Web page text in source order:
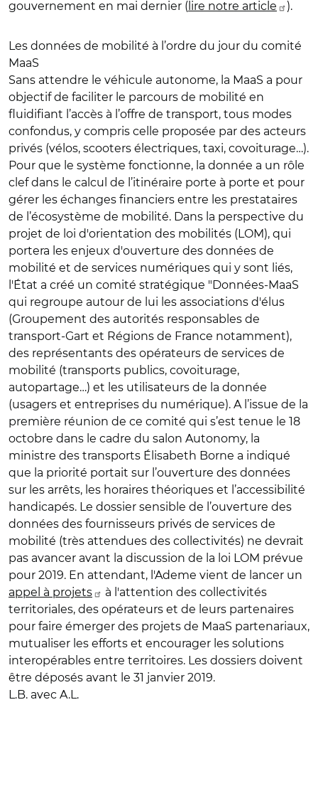
gouvernement en mai dernier ( lire notre article ).
Les données de mobilité à l’ordre du jour du comité
MaaS
Sans attendre le véhicule autonome, la MaaS a pour
objectif de faciliter le parcours de mobilité en
fluidifiant l’accès à l’offre de transport, tous modes
confondus, y compris celle proposée par des acteurs
privés (vélos, scooters électriques, taxi, covoiturage…).
Pour que le système fonctionne, la donnée a un rôle
clef dans le calcul de l’itinéraire porte à porte et pour
gérer les échanges financiers entre les prestataires
de l’écosystème de mobilité. Dans la perspective du
projet de loi d'orientation des mobilités (LOM), qui
portera les enjeux d'ouverture des données de
mobilité et de services numériques qui y sont liés,
l'État a créé un comité stratégique "Données-MaaS
qui regroupe autour de lui les associations d'élus
(Groupement des autorités responsables de
transport-Gart et Régions de France notamment),
des représentants des opérateurs de services de
mobilité (transports publics, covoiturage,
autopartage…) et les utilisateurs de la donnée
(usagers et entreprises du numérique). A l’issue de la
première réunion de ce comité qui s’est tenue le 18
octobre dans le cadre du salon Autonomy, la
ministre des transports Élisabeth Borne a indiqué
que la priorité portait sur l’ouverture des données
sur les arrêts, les horaires théoriques et l’accessibilité
handicapés. Le dossier sensible de l’ouverture des
données des fournisseurs privés de services de
mobilité (très attendues des collectivités) ne devrait
pas avancer avant la discussion de la loi LOM prévue
pour 2019. En attendant, l'Ademe vient de lancer un
appel à projets
à l'attention des collectivités
territoriales, des opérateurs et de leurs partenaires
pour faire émerger des projets de MaaS partenariaux,
mutualiser les efforts et encourager les solutions
interopérables entre territoires. Les dossiers doivent
être déposés avant le 31 janvier 2019.
L.B. avec A.L.